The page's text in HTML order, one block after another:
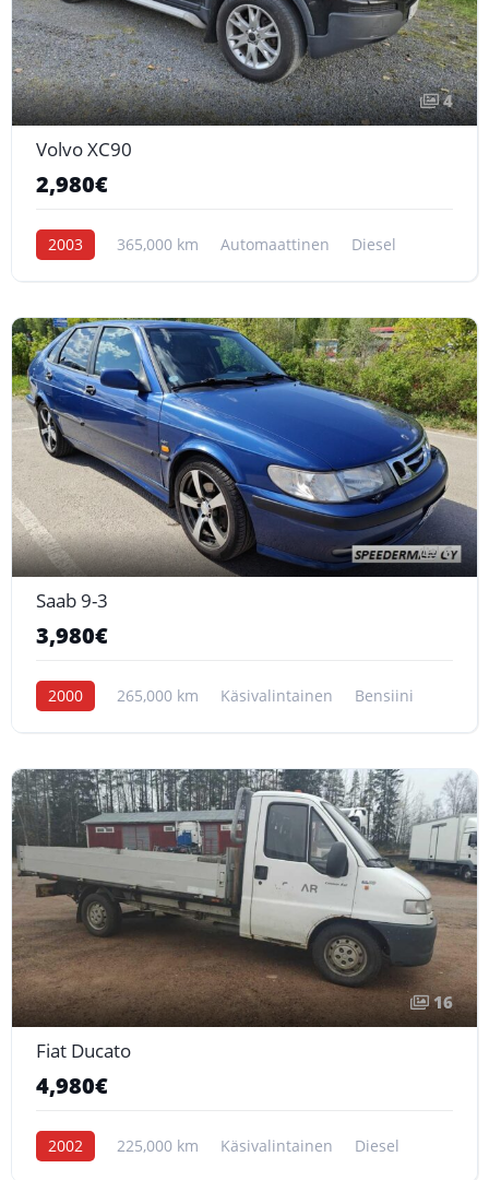
4
Volvo XC90
2,980€
2003 365,000 km Automaattinen Diesel
6
Saab 9-3
3,980€
2000 265,000 km Käsivalintainen Bensiini
16
Fiat Ducato
4,980€
2002 225,000 km Käsivalintainen Diesel